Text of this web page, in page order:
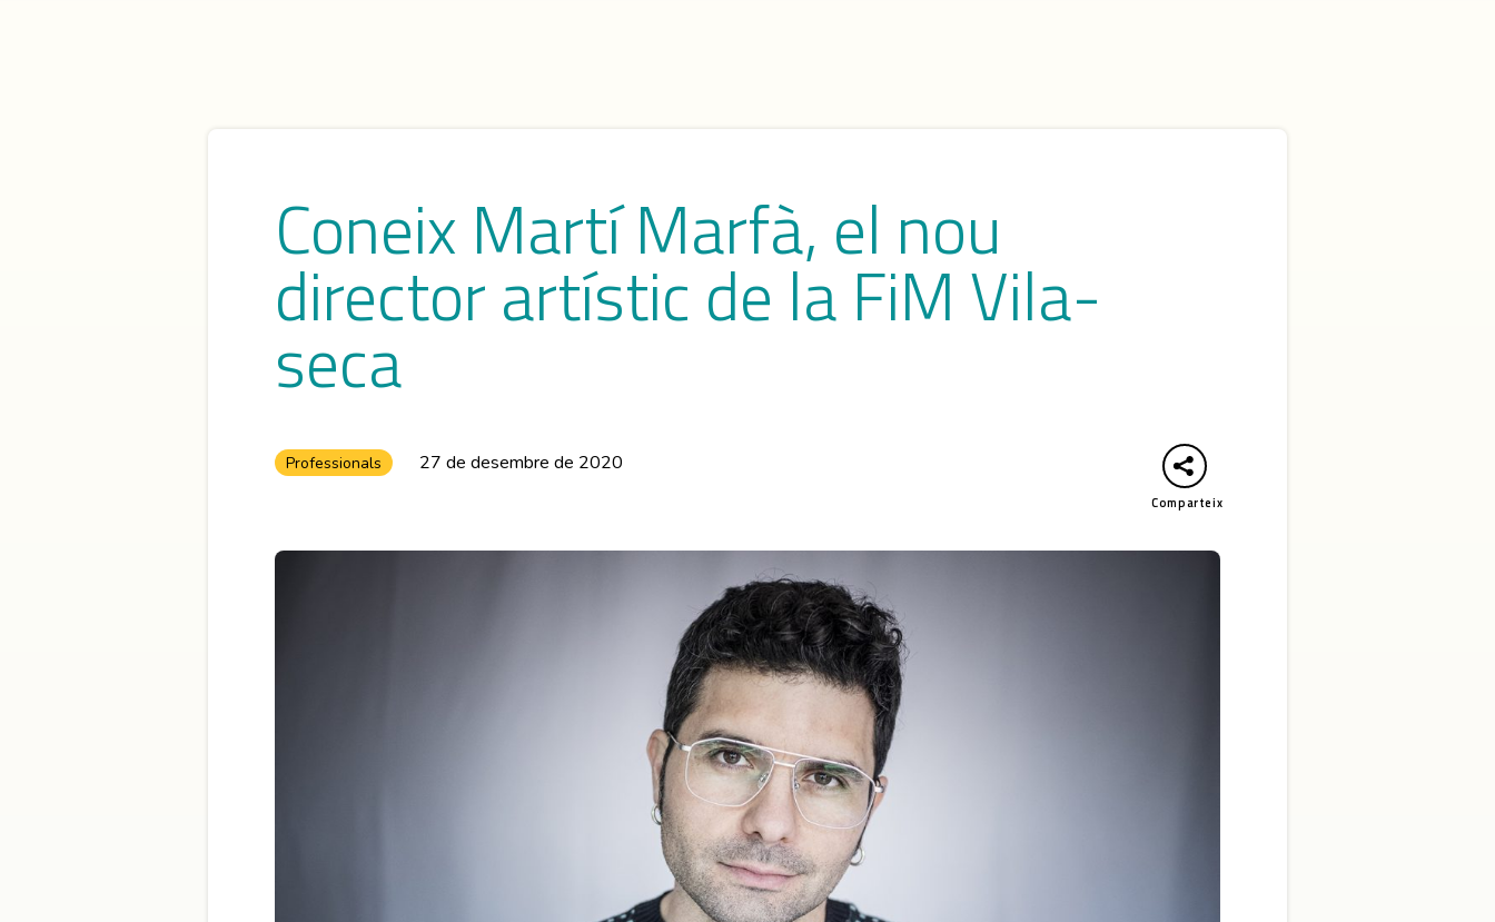
Coneix Martí Marfà, el nou
director artístic de la FiM Vila-
seca
Comparteix
Professionals 27 de desembre de 2020